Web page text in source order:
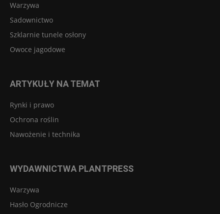
Warzywa
Sadownictwo
Szklarnie tunele osłony
Owoce jagodowe
ARTYKUŁY NA TEMAT
Rynki i prawo
Ochrona roślin
Nawożenie i technika
WYDAWNICTWA PLANTPRESS
Warzywa
Hasło Ogrodnicze